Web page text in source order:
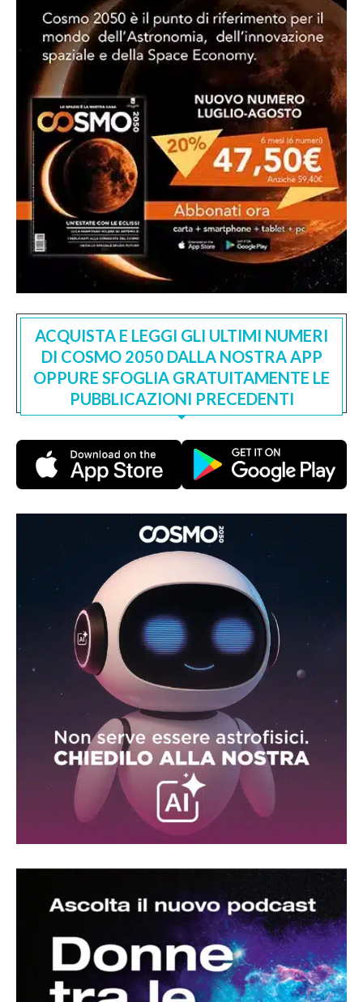
ACQUISTA E LEGGI GLI ULTIMI NUMERI
DI COSMO 2050 DALLA NOSTRA APP
OPPURE SFOGLIA GRATUITAMENTE LE
PUBBLICAZIONI PRECEDENTI